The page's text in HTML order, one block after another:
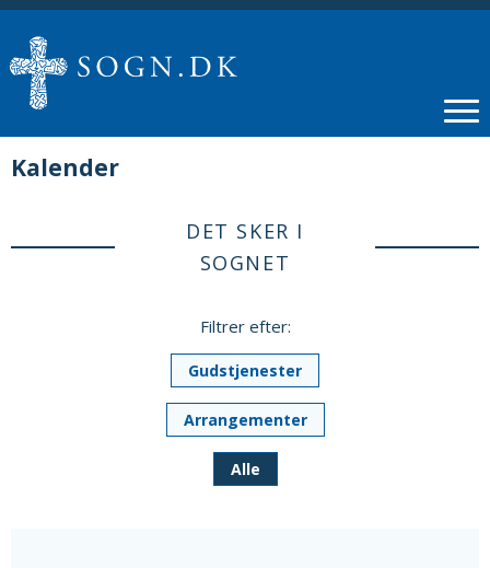
Kalender
DET SKER I
SOGNET
Filtrer efter:
Gudstjenester
Arrangementer
Alle